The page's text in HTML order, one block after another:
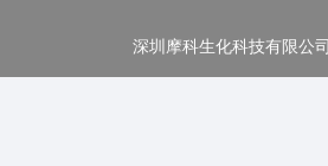
深圳摩科生化科技有限公